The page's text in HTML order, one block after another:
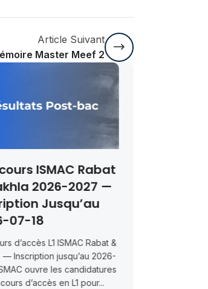
Article Suivant
Master Meef 2
Concours UMP Oujda
2026 – 29 Maîtres De
Conférences
Maîtres de ConférencesUniversité
Mohammed Premier (Oujda) recrute
29 Maîtres de Conférences. Clôture
des candidatures...